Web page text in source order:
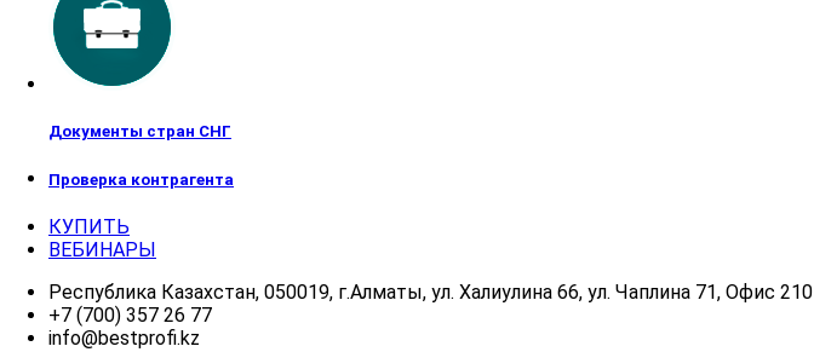
Документы стран СНГ
Проверка контрагента
КУПИТЬ
ВЕБИНАРЫ
Республика Казахстан, 050019, г.Алматы, ул. Халиулина 66, ул. Чаплина 71, Офис 210
+7 (700) 357 26 77
info@bestprofi.kz